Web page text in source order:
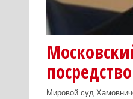
Мировой суд